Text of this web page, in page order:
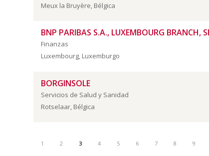
Meux la Bruyère, Bélgica
BNP PARIBAS S.A., LUXEMBOURG BRANCH,
Finanzas
Luxembourg, Luxemburgo
BORGINSOLE
Servicios de Salud y Sanidad
Rotselaar, Bélgica
1 2 3 4 5 6 7 8 9